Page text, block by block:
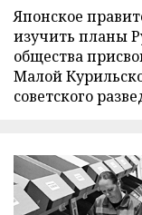
Японское
изучить планы
общества
Малой
советского